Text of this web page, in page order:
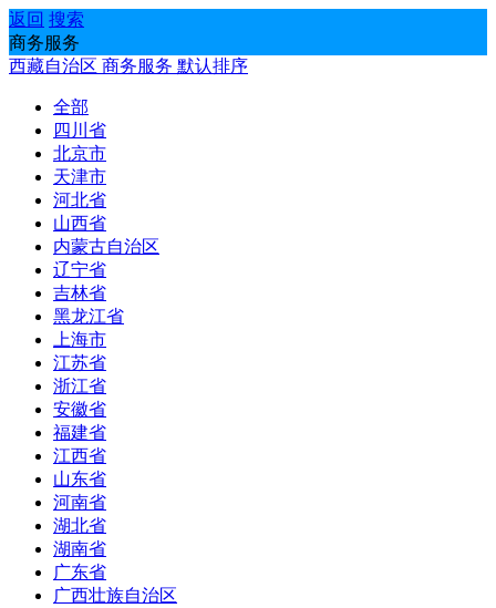
返回 搜索
商务服务
西藏自治区 商务服务 默认排序
全部
四川省
北京市
天津市
河北省
山西省
内蒙古自治区
辽宁省
吉林省
黑龙江省
上海市
江苏省
浙江省
安徽省
福建省
江西省
山东省
河南省
湖北省
湖南省
广东省
广西壮族自治区